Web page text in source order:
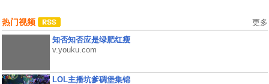
热门视频 更多
知否知否应是绿肥红瘦
v.youku.com
LOL主播坑爹碉堡集锦